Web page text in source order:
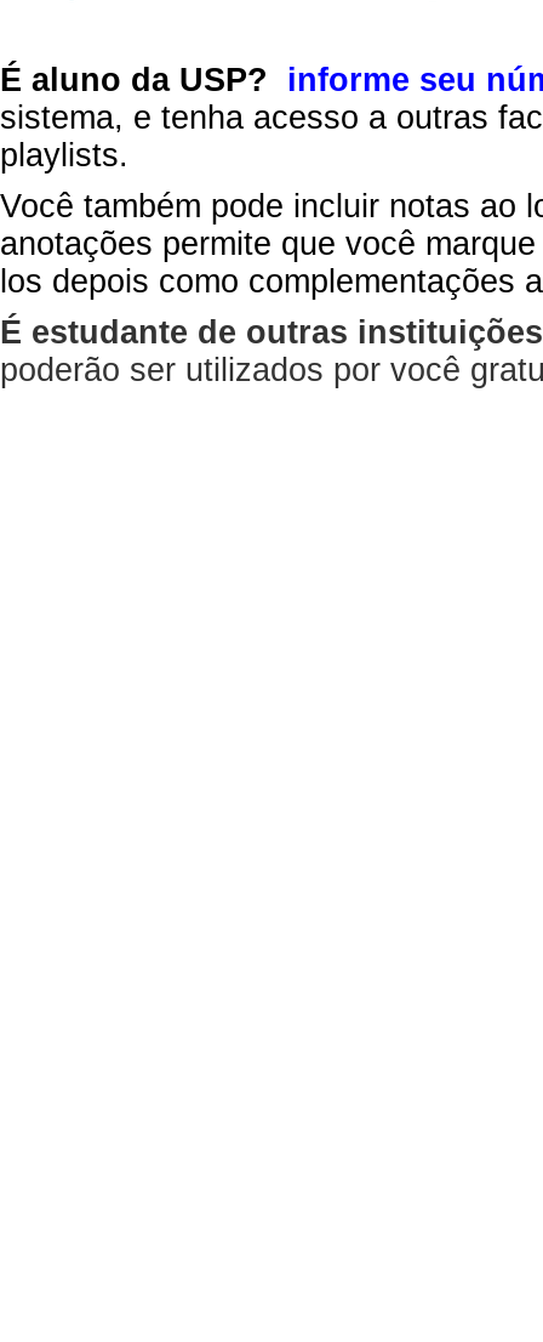
É aluno da USP?
informe seu
sistema, e tenha acesso a outras
playlists.
Você também pode incluir notas ao
anotações permite que você
los depois como complementações
É estudante de outras
poderão ser utilizados por você